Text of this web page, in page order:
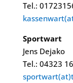
Tel.:
Sportwart
Jens Dejako
Tel.: 04323